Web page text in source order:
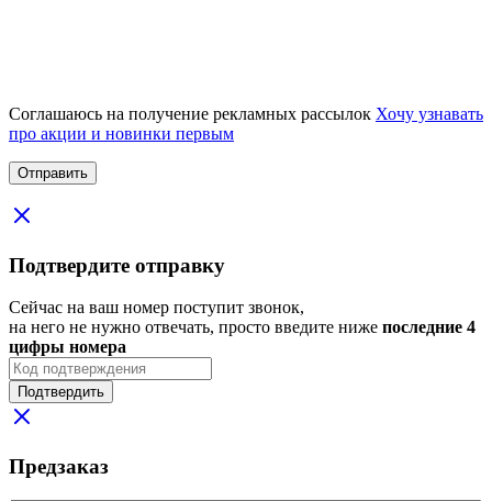
Соглашаюсь на получение рекламных рассылок Хочу узнавать
про акции и новинки первым
Подтвердите отправку
Сейчас на ваш номер поступит звонок,
на него не нужно отвечать, просто введите ниже последние 4
цифры номера
Подтвердить
Предзаказ